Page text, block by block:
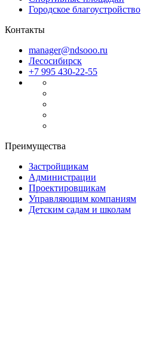
Городское благоустройство
Контакты
manager@ndsooo.ru
Лесосибирск
+7 995 430-22-55
Преимущества
Застройщикам
Администрации
Проектировщикам
Управляющим компаниям
Детским садам и школам